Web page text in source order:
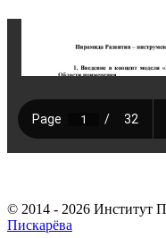
© 2014 - 2026 Институт
Пискарёва